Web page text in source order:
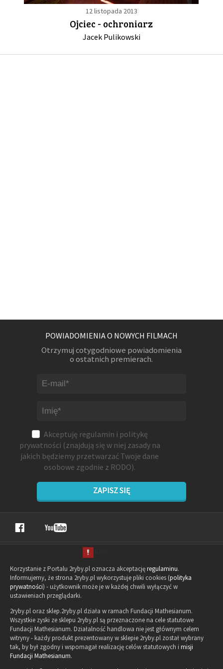
GALERIA
DRUŻYNA
12 listopada 2013
Ojciec - ochroniarz
Jacek Pulikowski
POWIADOMIENIA O NOWYCH FILMACH
Otrzymuj cotygodniowe powiadomienia
o ostatnich premierach.
Akceptuję regulamin i politykę
prywatności (znajdują się w niej zasady na
jakich będziemy przetwarzać Twoje dane
osobowe zgodnie z RODO).
ZAPISZ SIĘ
Korzystanie z Portalu 2ryby.pl oznacza akceptacjęregulaminu.
Informujemy, że strona 2ryby.pl wykorzystuje pliki cookies (polityka
prywatności) - użytkownik może je w każdej chwili wyłączyć w
ustawieniach przeglądarki.
2ryby.pl oraz sklep.2ryby.pl działa w ramach Fundacji Mathesianum.
Wszystkie zyski ze sklepu 2ryby.pl są przeznaczone na cele statutowe
Fundacji Mathesianum. Działalność handlowa nie jest głównym celem
witryny - każdy produkt prezentowany w sklepie 2ryby.pl został wybrany
tak, by był zgodny i wspomagał realizację celów statutowych i misji
Fundacji Mathesianum.